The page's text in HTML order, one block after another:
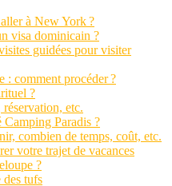
à New York ?
visa dominicain ?
guidées pour visiter
: comment procéder ?
?
etc.
Camping Paradis ?
combien de temps, coût, etc.
votre trajet de vacances
?
des tufs